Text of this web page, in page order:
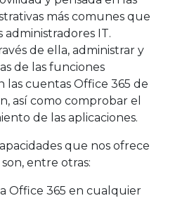
más comunes que
administradores IT.
de ella, administrar y
de las funciones
las cuentas Office 365 de
así como comprobar el
de las aplicaciones.
que nos ofrece
entre otras:
Office 365 en cualquier